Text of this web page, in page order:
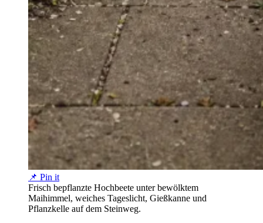
📌 Pin it
Frisch bepflanzte Hochbeete unter bewölktem
Maihimmel, weiches Tageslicht, Gießkanne und
Pflanzkelle auf dem Steinweg.